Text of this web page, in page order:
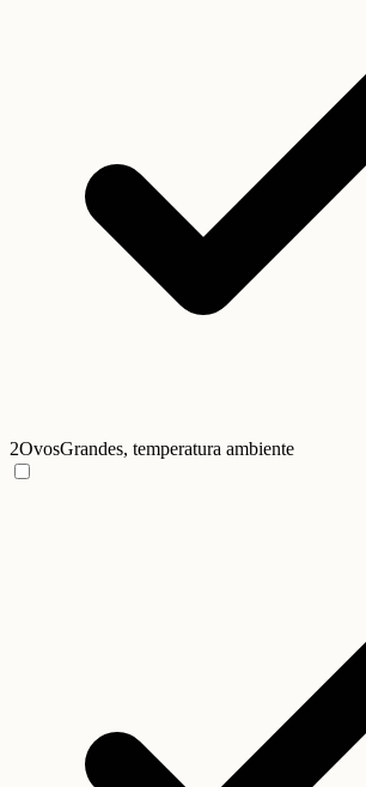
2OvosGrandes, temperatura ambiente